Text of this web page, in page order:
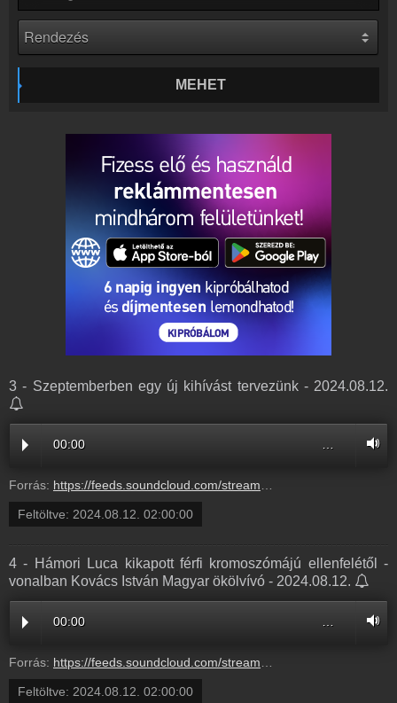
Partnerek
Rádiós partnerek
Rádió beágyazás
Ágyazd be weboldaladba MEHET
3 - Szeptemberben egy új kihívást tervezünk - 2024.08.12.
00:00
Forrás: https://feeds.soundcloud.com/stream/1895377890-radio1hungary-3-szeptemberben-egy-uj.mp3
Feltöltve: 2024.08.12. 02:00:00
4 - Hámori Luca kikapott férfi kromoszómájú ellenfelétől -
vonalban Kovács István Magyar ökölvívó - 2024.08.12.
00:00
Forrás: https://feeds.soundcloud.com/stream/1895377863-radio1hungary-4-h-mori-luca-kikapott-f-rfi.mp3
Feltöltve: 2024.08.12. 02:00:00